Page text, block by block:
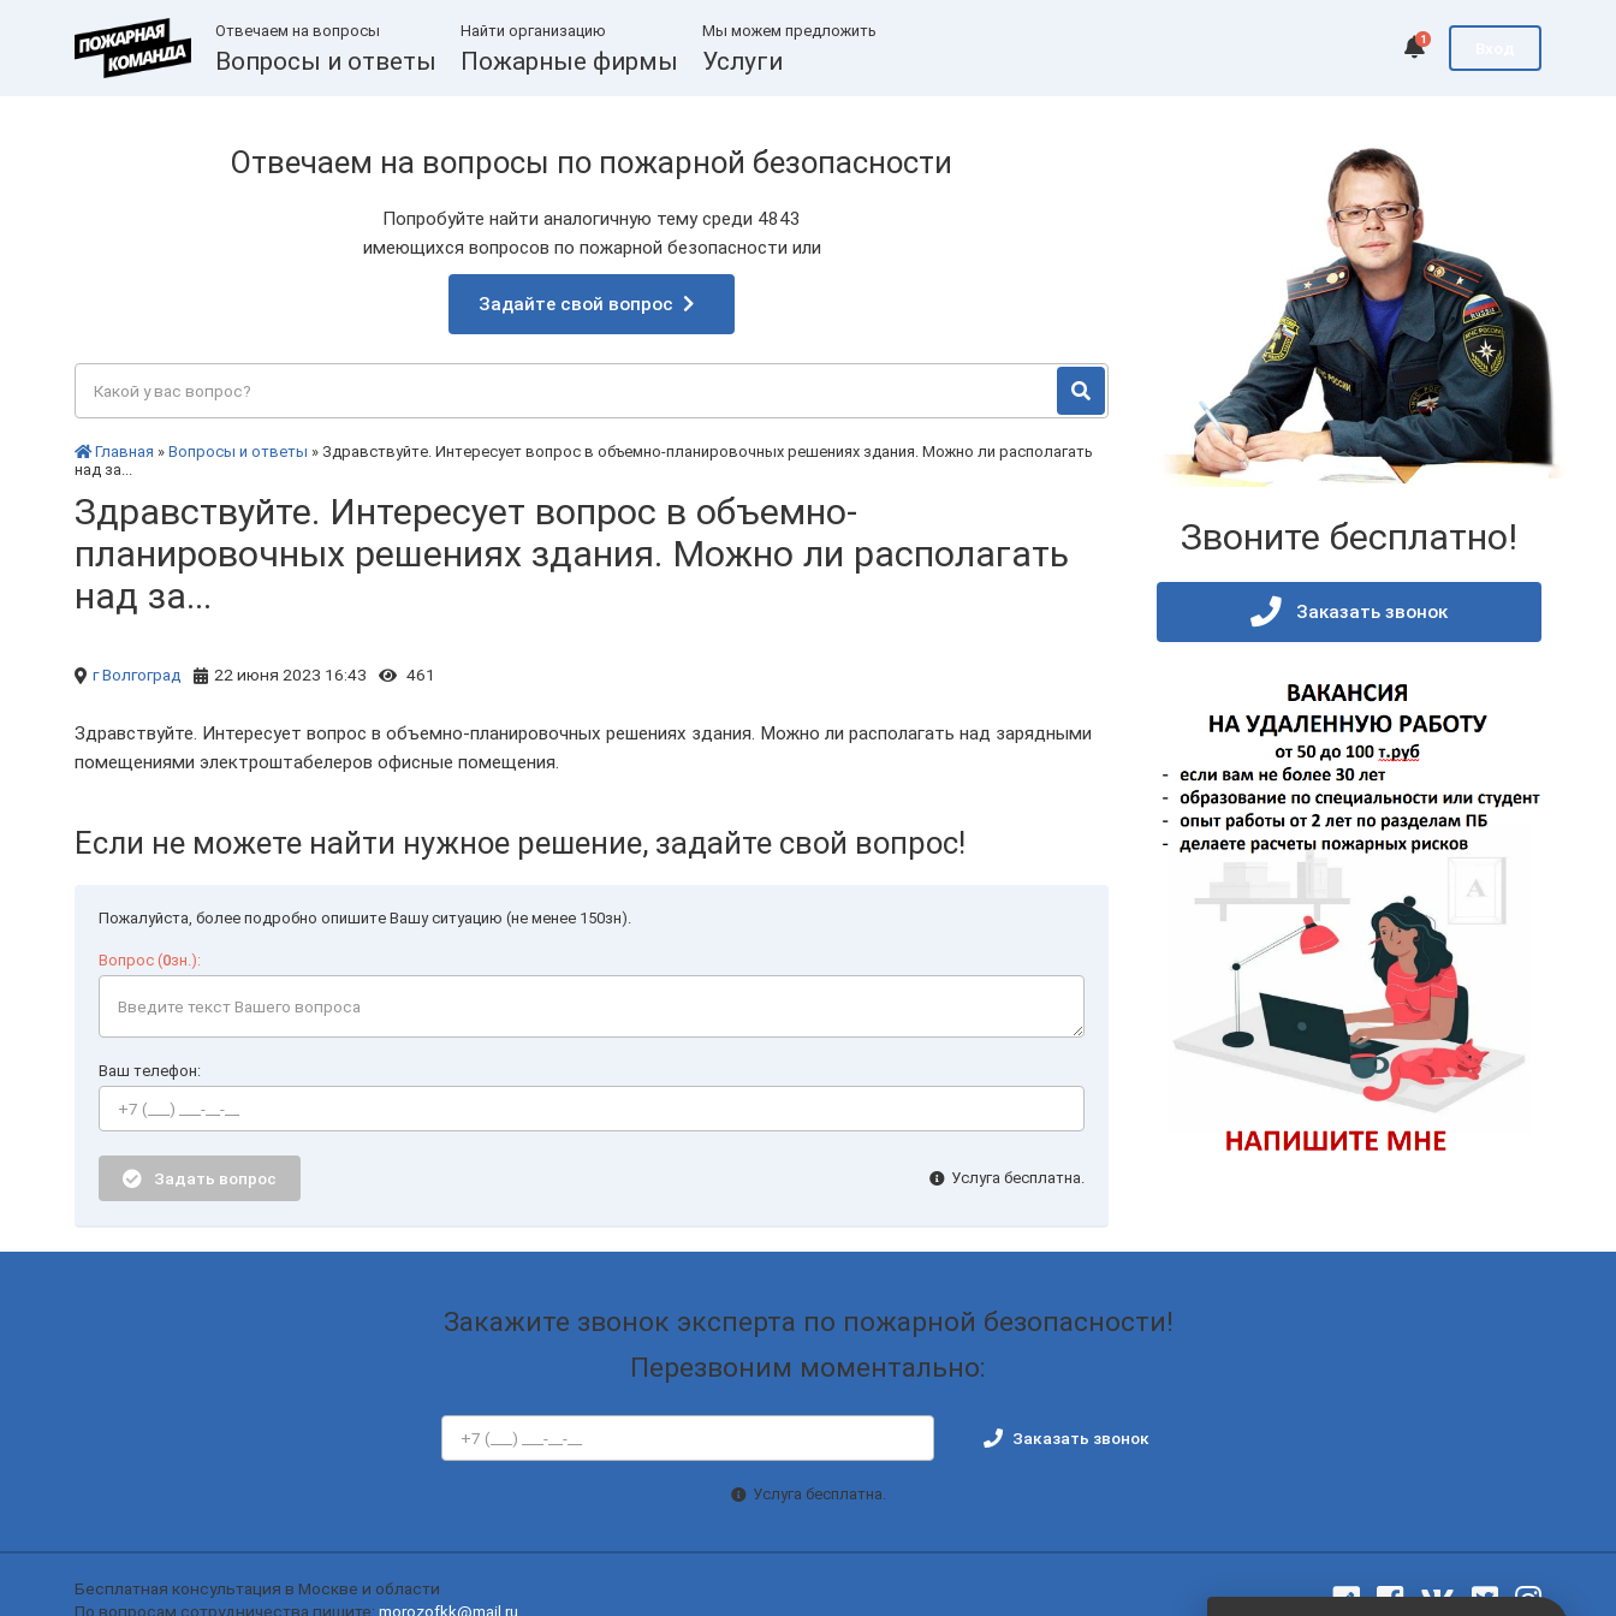
Отвечаем на вопросы
Вопросы и ответы
Найти организацию
Пожарные фирмы
Мы можем предложить
Услуги
1
Отвечаем на вопросы по пожарной безопасности
Попробуйте найти аналогичную тему среди 4843
имеющихся вопросов по пожарной безопасности или
Задайте свой вопрос
Главная » Вопросы и ответы » Здравствуйте. Интересует вопрос в объемно-планировочных решениях здания. Можно ли располагать
над за...
Здравствуйте. Интересует вопрос в объемно-
планировочных решениях здания. Можно ли располагать
над за...
г Волгоград 22 июня 2023 16:43 461
Здравствуйте. Интересует вопрос в объемно-планировочных решениях здания. Можно ли располагать над зарядными
помещениями электроштабелеров офисные помещения.
Если не можете найти нужное решение, задайте свой вопрос!
Пожалуйста, более подробно опишите Вашу ситуацию (не менее 150зн).
Вопрос (0зн.):
Ваш телефон:
Задать вопрос Услуга бесплатна.
Звоните бесплатно!
Заказать звонок
Закажите звонок эксперта по пожарной безопасности!
Перезвоним моментально:
Заказать звонок
Услуга бесплатна.
Бесплатная консультация в Москве и области
По вопросам сотрудничества пишите: morozofkk@mail.ru